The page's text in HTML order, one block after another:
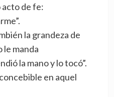
acto de fe:
la grandeza de
le manda
la mano y lo tocó”.
en aquel